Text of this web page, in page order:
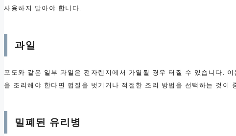
사용하지 말아야 합니다.
과일
포도와 같은 일부 과일은 전자렌지에서 가열될 경우 터질 수 있습니다.
을 조리해야 한다면 껍질을 벗기거나 적절한 조리 방법을 선택하는 것이
밀폐된 유리병